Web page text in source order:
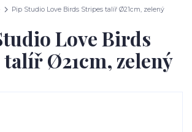
Pip Studio Love Birds Stripes talíř Ø21cm, zelený
Love Birds
Ø21cm, zelený